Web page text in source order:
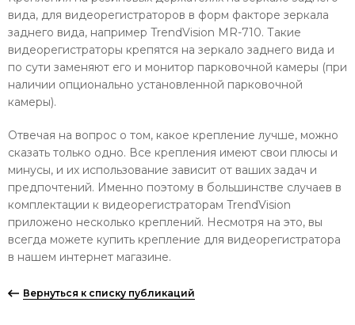
вида, для видеорегистраторов в форм факторе зеркала
заднего вида, например TrendVision MR-710. Такие
видеорегистраторы крепятся на зеркало заднего вида и
по сути заменяют его и монитор парковочной камеры (при
наличии опционально установленной парковочной
камеры).
Отвечая на вопрос о том, какое крепление лучше, можно
сказать только одно. Все крепления имеют свои плюсы и
минусы, и их использование зависит от ваших задач и
предпочтений. Именно поэтому в большинстве случаев в
комплектации к видеорегистраторам TrendVision
приложено несколько креплений. Несмотря на это, вы
всегда можете купить крепление для видеорегистратора
в нашем интернет магазине.
Вернуться к списку публикаций